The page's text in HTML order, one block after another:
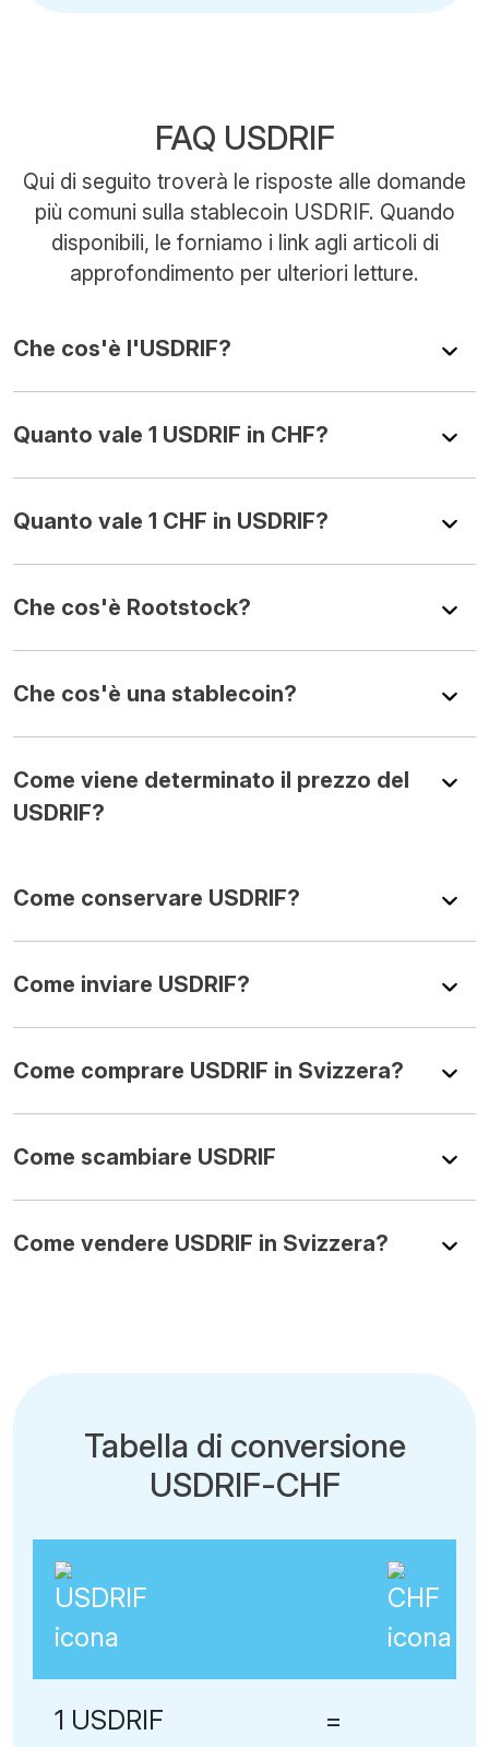
FAQ USDRIF
Qui di seguito troverà le risposte alle domande
più comuni sulla stablecoin USDRIF. Quando
disponibili, le forniamo i link agli articoli di
approfondimento per ulteriori letture.
Che cos'è l'USDRIF?
Quanto vale 1 USDRIF in CHF?
Quanto vale 1 CHF in USDRIF?
Che cos'è Rootstock?
Che cos'è una stablecoin?
Come viene determinato il prezzo del
USDRIF?
Come conservare USDRIF?
Come inviare USDRIF?
Come comprare USDRIF in Svizzera?
Come scambiare USDRIF
Come vendere USDRIF in Svizzera?
Tabella di conversione
USDRIF-CHF
1 USDRIF =